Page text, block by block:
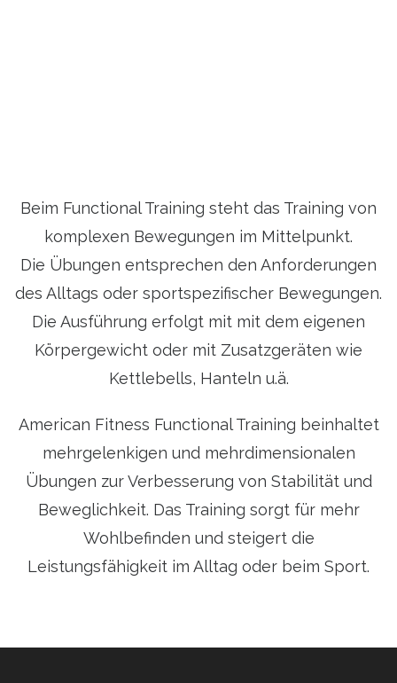
Beim Functional Training steht das Training von
komplexen Bewegungen im Mittelpunkt.
Die Übungen entsprechen den Anforderungen
des Alltags oder sportspezifischer Bewegungen.
Die Ausführung erfolgt mit mit dem eigenen
Körpergewicht oder mit Zusatzgeräten wie
Kettlebells, Hanteln u.ä.
American Fitness Functional Training beinhaltet
mehrgelenkigen und mehrdimensionalen
Übungen zur Verbesserung von Stabilität und
Beweglichkeit. Das Training sorgt für mehr
Wohlbefinden und steigert die
Leistungsfähigkeit im Alltag oder beim Sport.